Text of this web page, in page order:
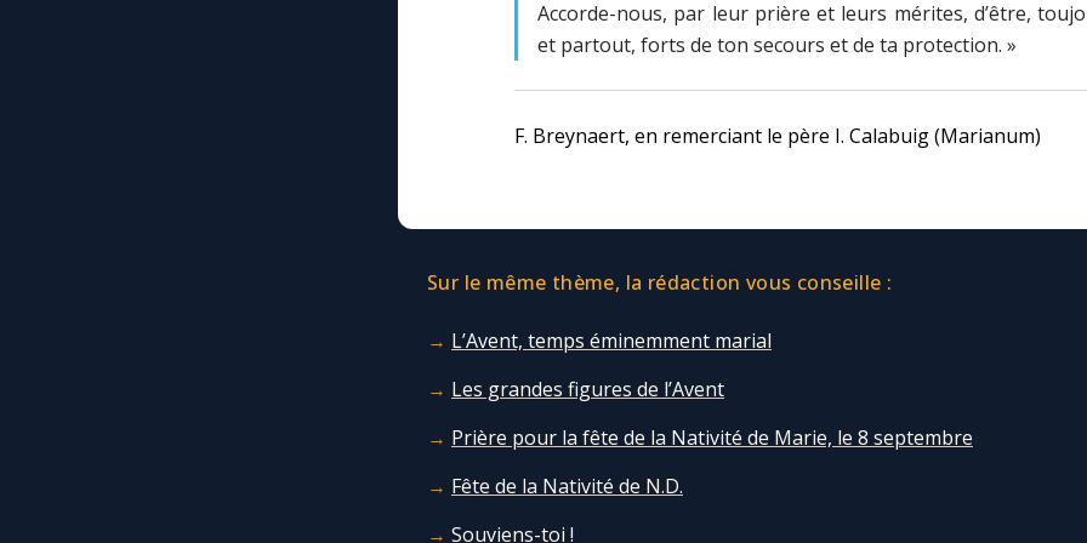
Accorde-nous, par leur prière et leurs mérites, d’être,
et partout, forts de ton secours et de ta protection. »
F. Breynaert, en remerciant le père I. Calabuig (Marianum)
Sur le même thème, la rédaction vous conseille :
L’Avent, temps éminemment marial
Les grandes figures de l’Avent
Prière pour la fête de la Nativité de Marie, le 8 septembre
Fête de la Nativité de N.D.
Souviens-toi !